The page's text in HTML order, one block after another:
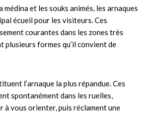
médina et les souks animés, les arnaques
écueil pour les visiteurs. Ces
courantes dans les zones très
plusieurs formes qu’il convient de
l’arnaque la plus répandue. Ces
spontanément dans les ruelles,
à vous orienter, puis réclament une